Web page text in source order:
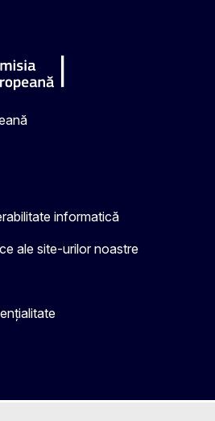
informatică
ale site-urilor noastre